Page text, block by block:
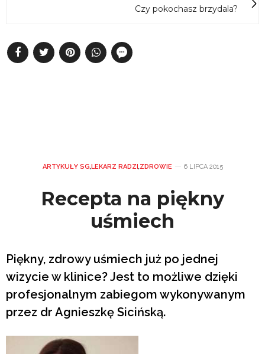
Czy pokochasz brzydala?
ARTYKUŁY SG,LEKARZ RADZI ,ZDROWIE 6 LIPCA 2015
Recepta na piękny
uśmiech
Piękny, zdrowy uśmiech już po jednej
wizycie w klinice? Jest to możliwe dzięki
profesjonalnym zabiegom wykonywanym
przez dr Agnieszkę Sicińską.